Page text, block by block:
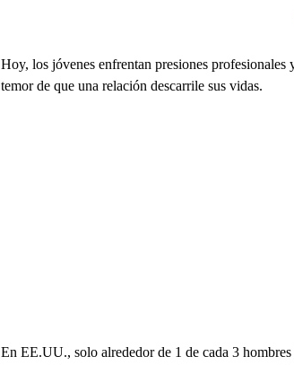
Hoy, los jóvenes enfrentan presiones profesionales
temor de que una relación descarrile sus vidas.
En EE.UU., solo alrededor de 1 de cada 3